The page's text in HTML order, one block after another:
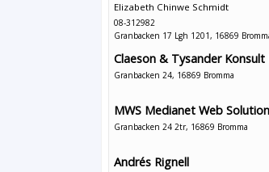
Elizabeth Chinwe Schmidt
08-312982
Granbacken 17 Lgh 1201, 16869
Claeson & Tysander Konsult
Granbacken 24, 16869 Bromma
MWS Medianet Web
Granbacken 24 2tr, 16869 Bromma
Andrés Rignell